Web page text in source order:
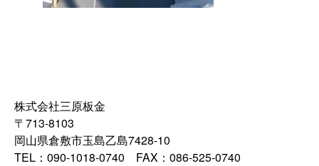
株式会社三原板金
〒713-8103
岡山県倉敷市玉島乙島7428-10
TEL：090-1018-0740 FAX：086-525-0740